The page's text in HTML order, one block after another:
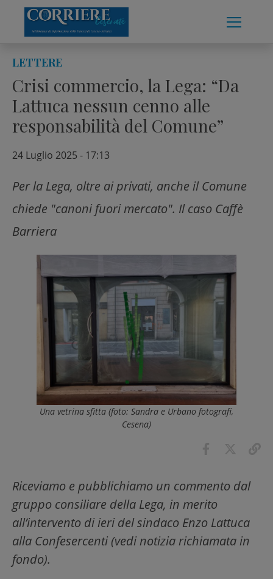
content
LETTERE
Crisi commercio, la Lega: “Da
Lattuca nessun cenno alle
responsabilità del Comune”
24 Luglio 2025 - 17:13
Per la Lega, oltre ai privati, anche il Comune
chiede "canoni fuori mercato". Il caso Caffè
Barriera
Una vetrina sfitta (foto: Sandra e Urbano fotografi,
Cesena)
Riceviamo e pubblichiamo un commento dal
gruppo consiliare della Lega, in merito
all’intervento di ieri del sindaco Enzo Lattuca
alla Confesercenti (vedi notizia richiamata in
fondo).